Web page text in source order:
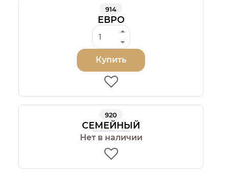
914
ЕВРО
Купить
920
СЕМЕЙНЫЙ
Нет в наличии